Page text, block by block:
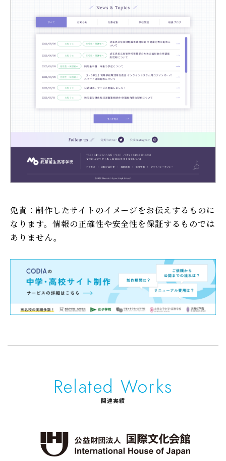
免責：制作したサイトのイメージをお伝えするものに
なります。情報の正確性や安全性を保証するものでは
ありません。
Related Works
関連実績